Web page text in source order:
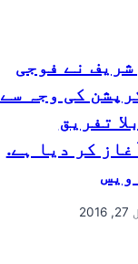
نے فوجی
کی وجہ سے
تفریق
کر دیا ہے.